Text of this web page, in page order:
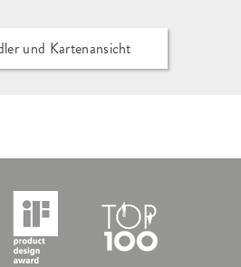
und Kartenansicht